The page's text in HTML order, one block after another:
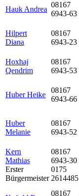
Hauk Andrea
08167
6943-63
Hilpert
Diana
08167
6943-23
Hoxhaj
Qendrim
08167
6943-53
Huber Heike
08167
6943-66
Huber
Melanie
08167
6943-52
Kern
Mathias
Erster
Bürgermeister
08167
6943-30
0175
2614485
08167